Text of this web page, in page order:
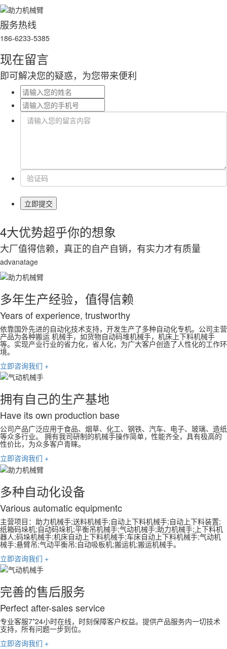
服务热线
186-6233-5385
现在留言
即可解决您的疑惑，为您带来便利
立即提交
4大优势超乎你的想象
大厂值得信赖，真正的自产自销，有实力才有质量
advanatage
多年生产经验，值得信赖
Years of experience, trustworthy
依靠国外先进的自动化技术支持，开发生产了多种自动化专机。公司主营
产品为各种搬运 机械手，如货物自动码堆机械手，机床上下料机械手
等。实现产业行业的省力化，省人化，为广大客户创造了人性化的工作环
境。
立即咨询我们 +
拥有自己的生产基地
Have its own production base
公司产品广泛应用于食品、烟草、化工、钢铁、汽车、电子、玻璃、造纸
等众多行业。 拥有我司研制的机械手操作简单，性能齐全，具有极高的
性价比，为众多客户青睐。
立即咨询我们 +
多种自动化设备
Various automatic equipmentc
主营项目：助力机械手;送料机械手;自动上下料机械手;自动上下料装置;
纸箱码垛机;自动码垛机;平衡吊机械手;气动机械手;助力机械手;上下料机
器人;码垛机械手;机床自动上下料机械手;车床自动上下料机械手;气动机
械手;悬臂吊;气动平衡吊;自动吸板机;搬运机;搬运机械手。
立即咨询我们 +
完善的售后服务
Perfect after-sales service
专业客服7*24小时在线，时刻保障客户权益。提供产品服务内一切技术
支持，所有问题一步到位。
立即咨询我们 +